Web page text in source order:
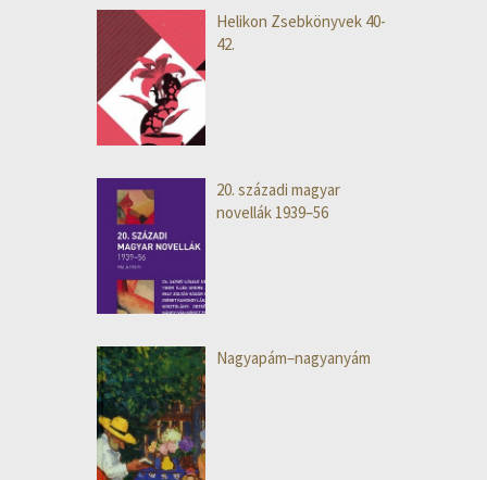
Helikon Zsebkönyvek 40-
42.
20. századi magyar
novellák 1939–56
Nagyapám–nagyanyám